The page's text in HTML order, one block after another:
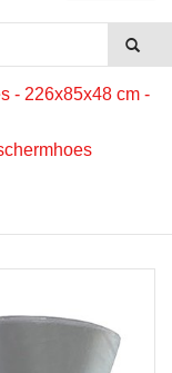
- 226x85x48 cm -